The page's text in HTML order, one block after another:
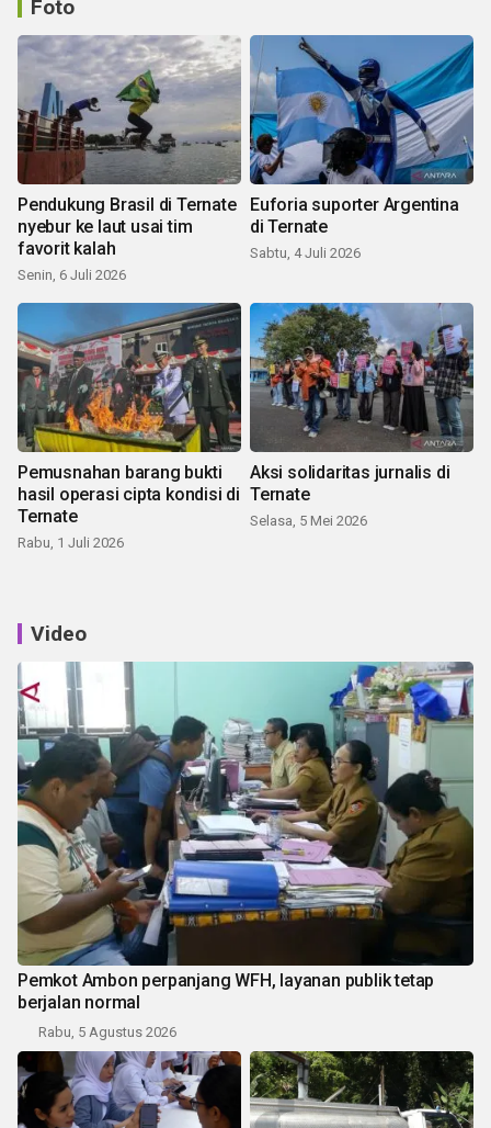
Foto
Pendukung Brasil di Ternate
nyebur ke laut usai tim
favorit kalah
Senin, 6 Juli 2026
Euforia suporter Argentina
di Ternate
Sabtu, 4 Juli 2026
Pemusnahan barang bukti
hasil operasi cipta kondisi di
Ternate
Rabu, 1 Juli 2026
Aksi solidaritas jurnalis di
Ternate
Selasa, 5 Mei 2026
Video
Pemkot Ambon perpanjang WFH, layanan publik tetap
berjalan normal
Rabu, 5 Agustus 2026